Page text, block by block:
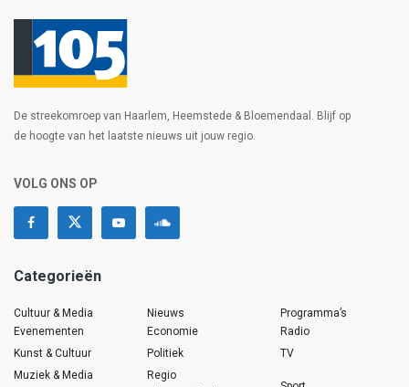
De streekomroep van Haarlem, Heemstede & Bloemendaal. Blijf op
de hoogte van het laatste nieuws uit jouw regio.
VOLG ONS OP
Categorieën
Cultuur & Media
Evenementen
Kunst & Cultuur
Muziek & Media
Nieuws
Economie
Politiek
Regio
Programma’s
Radio
TV